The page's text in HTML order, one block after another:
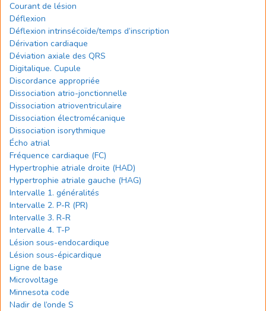
Courant de lésion
Déflexion
Déflexion intrinsécoïde/temps d’inscription
Dérivation cardiaque
Déviation axiale des QRS
Digitalique. Cupule
Discordance appropriée
Dissociation atrio-jonctionnelle
Dissociation atrioventriculaire
Dissociation électromécanique
Dissociation isorythmique
Écho atrial
Fréquence cardiaque (FC)
Hypertrophie atriale droite (HAD)
Hypertrophie atriale gauche (HAG)
Intervalle 1. généralités
Intervalle 2. P-R (PR)
Intervalle 3. R-R
Intervalle 4. T-P
Lésion sous-endocardique
Lésion sous-épicardique
Ligne de base
Microvoltage
Minnesota code
Nadir de l’onde S